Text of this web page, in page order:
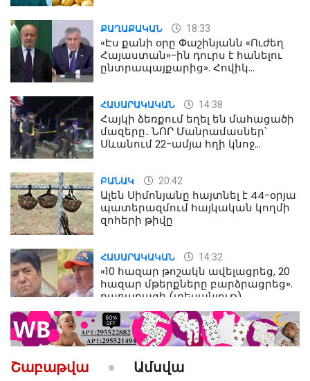
ՔԱՂԱՔԱԿԱՆ 18:33
«Էս քանի օրը Փաշինյանն «Ուժեղ
Հայաստան»-ին դուրս է հանելու
ընտրապայքարից». Հովիկ
ՀԱՍԱՐԱԿԱԿԱՆ 14:38
Հայկի ձեռքում եղել են մահացածի
մազերը․ ՆՈՐ Մանրամասներ՝
Սևանում 22-ամյա հղի կնոջ
ԲԱՆԱԿ 20:42
Ալեն Սիմոնյանը հայտնել է 44-օրյա
պատերազմում հայկական կողմի
զոհերի թիվը
ՀԱՍԱՐԱԿԱԿԱՆ 14:32
«10 հազար թոշակն ավելացրեց, 20
հազար մթերքները բարձրացրեց».
քաղաքացի (տեսանյութ)
ՔԱՂԱՔԱԿԱՆ 10:52
«Լեզվիդ տալու փոխարեն
արտաբերիր այս երկու
նախադասությունը»․ Իշխան
Շաբաթվա Ամսվա